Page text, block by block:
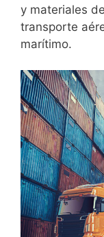
y materiales
transporte
marítimo.